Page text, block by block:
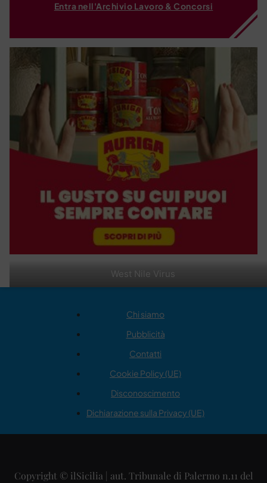
West Nile Virus
Entra nell'Archivio Lavoro & Concorsi
Chi siamo
Pubblicità
Contatti
Cookie Policy (UE)
Disconoscimento
Dichiarazione sulla Privacy (UE)
Copyright © ilSicilia | aut. Tribunale di Palermo n.11 del